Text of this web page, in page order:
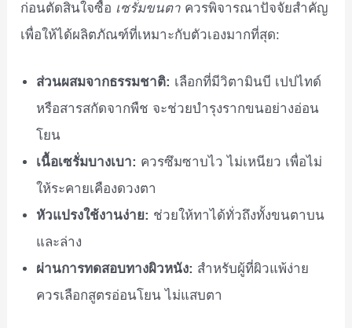
ก่อนตัดสินใจซื้อ เซรั่มขนตา ควรพิจารณาปัจจัยสำคัญ
เพื่อให้ได้ผลิตภัณฑ์ที่เหมาะกับตัวเองมากที่สุด:
ส่วนผสมจากธรรมชาติ: เลือกที่มีวิตามินบี เปปไทด์
หรือสารสกัดจากพืช จะช่วยบำรุงรากขนอย่างอ่อน
โยน
เนื้อเซรั่มบางเบา: ควรซึมซาบไว ไม่เหนียว เพื่อไม่
ให้ระคายเคืองดวงตา
หัวแปรงใช้งานง่าย: ช่วยให้ทาได้ทั่วถึงทั้งขนตาบน
และล่าง
ผ่านการทดสอบทางผิวหนัง: สำหรับผู้ที่ผิวแพ้ง่าย
ควรเลือกสูตรอ่อนโยน ไม่แสบตา